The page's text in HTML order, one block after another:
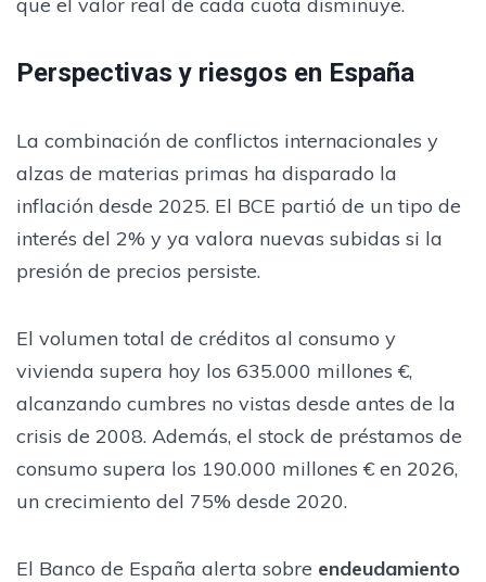
Perspectivas y riesgos en España
La combinación de conflictos internacionales y
alzas de materias primas ha disparado la
inflación desde 2025. El BCE partió de un tipo de
interés del 2% y ya valora nuevas subidas si la
presión de precios persiste.
El volumen total de créditos al consumo y
vivienda supera hoy los 635.000 millones €,
alcanzando cumbres no vistas desde antes de la
crisis de 2008. Además, el stock de préstamos de
consumo supera los 190.000 millones € en 2026,
un crecimiento del 75% desde 2020.
El Banco de España alerta sobre endeudamiento